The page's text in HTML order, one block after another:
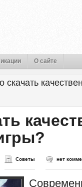
О сайте
скачать
Советы нет